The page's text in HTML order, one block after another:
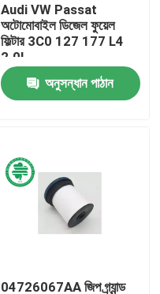
Audi VW Passat
অটোমোবাইল ডিজেল ফুয়েল
ফিল্টার 3C0 127 177 L4
2.0L
অনুসন্ধান পাঠান
04726067AA জিপ গ্র্যান্ড